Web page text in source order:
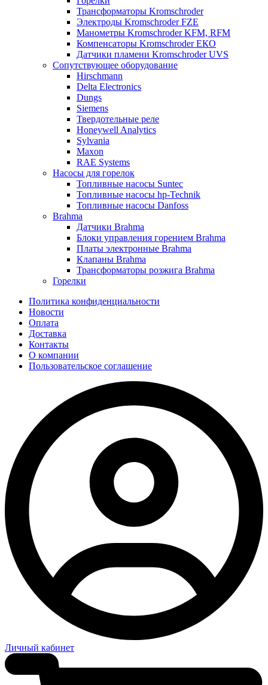
Трансформаторы Kromschroder
Электроды Kromschroder FZE
Манометры Kromschroder KFM, RFM
Компенсаторы Kromschroder ЕКО
Датчики пламени Kromschroder UVS
Сопутствующее оборудование
Hirschmann
Delta Electronics
Dungs
Siemens
Твердотельные реле
Honeywell Analytics
Sylvania
Maxon
RAE Systems
Насосы для горелок
Топливные насосы Suntec
Топливные насосы hp-Technik
Топливные насосы Danfoss
Brahma
Датчики Brahma
Блоки управления горением Brahma
Платы электронные Brahma
Клапаны Brahma
Трансформаторы розжига Brahma
Горелки
Политика конфиденциальности
Новости
Оплата
Доставка
Контакты
О компании
Пользовательское соглашение
Личный кабинет